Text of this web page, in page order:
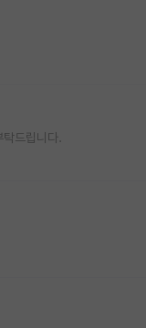
드립니다.